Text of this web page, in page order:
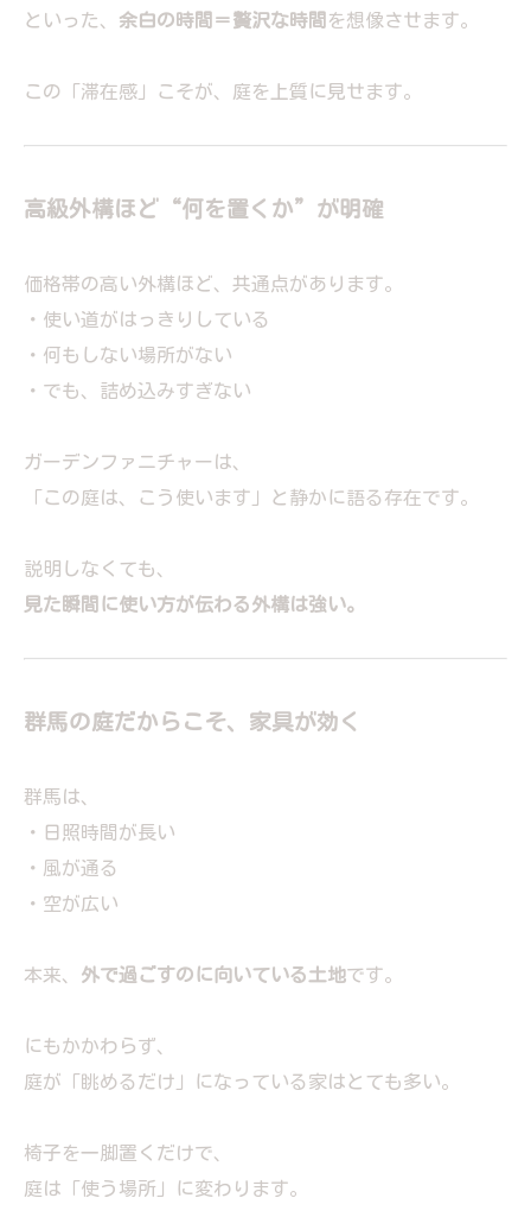
といった、 余白の時間＝贅沢な時間 を想像させます。
この「滞在感」こそが、庭を上質に見せます。
高級外構ほど“何を置くか”が明確
価格帯の高い外構ほど、共通点があります。
・使い道がはっきりしている
・何もしない場所がない
・でも、詰め込みすぎない
ガーデンファニチャーは、
「この庭は、こう使います」と静かに語る存在です。
説明しなくても、
見た瞬間に使い方が伝わる外構は強い。
群馬の庭だからこそ、家具が効く
群馬は、
・日照時間が長い
・風が通る
・空が広い
本来、 外で過ごすのに向いている土地です。
にもかかわらず、
庭が「眺めるだけ」になっている家はとても多い。
椅子を一脚置くだけで、
庭は「使う場所」に変わります。